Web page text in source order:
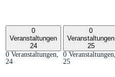
0
Veranstaltungen
24
0 Veranstaltungen,
24
0
Veranstaltungen
25
0 Veranstaltungen,
25